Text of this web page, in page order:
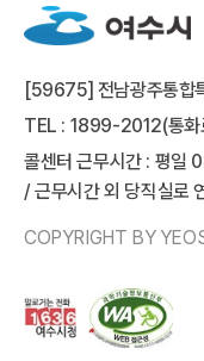
[59675] 전남광주통합
TEL : 1899-2012(통
콜센터 근무시간 : 평
/ 근무시간 외 당직실로
COPYRIGHT BY